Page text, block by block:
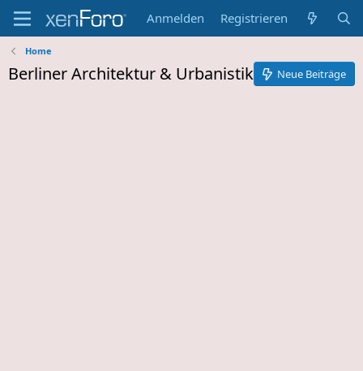
Anmelden Registrieren
Home
Berliner Architektur & Urbanistik Neue Beiträge